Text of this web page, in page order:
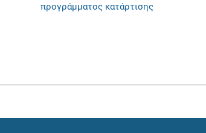
προγράμματος κατάρτισης